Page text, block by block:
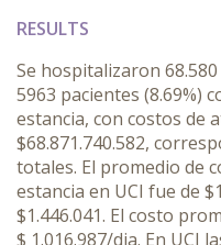
RESULTS
Se hospitalizaron 68.580
5963 pacientes (8.69%)
estancia, con costos de
$68.871.740.582,
totales. El promedio de
estancia en UCI fue de
$1.446.041. El costo
$ 1.016.987/dia. En UCI